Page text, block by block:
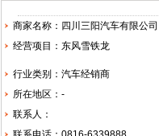
商家名称：四川三阳汽车有限公司
经营项目： 东风雪铁龙
行业类别：汽车经销商
所在地区：-
联系人：